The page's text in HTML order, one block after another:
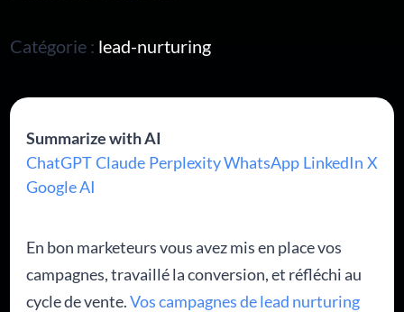
Catégorie : lead-nurturing
Summarize with AI
ChatGPTClaude PerplexityWhatsApp LinkedIn X
Google AI
En bon marketeurs vous avez mis en place vos
campagnes, travaillé la conversion, et réfléchi au
cycle de vente.Vos campagnes de lead nurturing